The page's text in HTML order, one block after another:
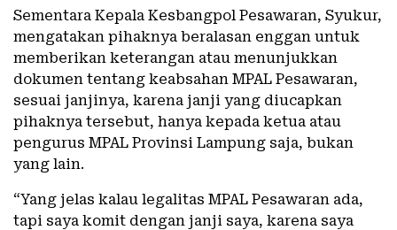
Sementara Kepala Kesbangpol Pesawaran, Syukur,
mengatakan pihaknya beralasan enggan untuk
memberikan keterangan atau menunjukkan
dokumen tentang keabsahan MPAL Pesawaran,
sesuai janjinya, karena janji yang diucapkan
pihaknya tersebut, hanya kepada ketua atau
pengurus MPAL Provinsi Lampung saja, bukan
yang lain.
“Yang jelas kalau legalitas MPAL Pesawaran ada,
tapi saya komit dengan janji saya, karena saya